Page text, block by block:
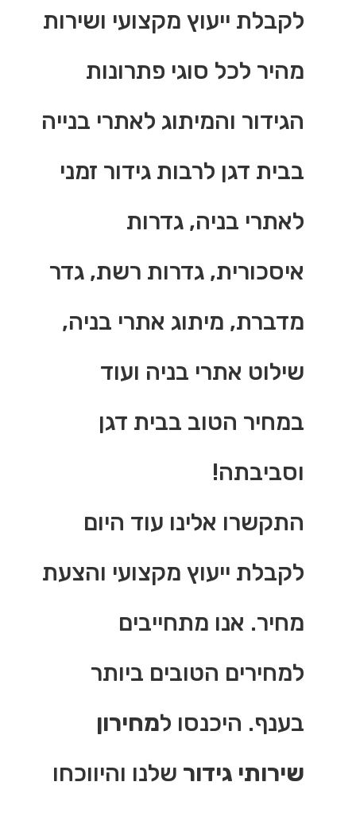
לקבלת ייעוץ מקצועי ושירות
מהיר לכל סוגי פתרונות
הגידור והמיתוג לאתרי בנייה
בבית דגן לרבות גידור זמני
לאתרי בניה, גדרות
איסכורית, גדרות רשת, גדר
מדברת, מיתוג אתרי בניה,
שילוט אתרי בניה ועוד
במחיר הטוב בבית דגן
וסביבתה!
התקשרו אלינו עוד היום
לקבלת ייעוץ מקצועי והצעת
מחיר. אנו מתחייבים
למחירים הטובים ביותר
בענף. היכנסו למחירון
שירותי גידור שלנו והיווכחו